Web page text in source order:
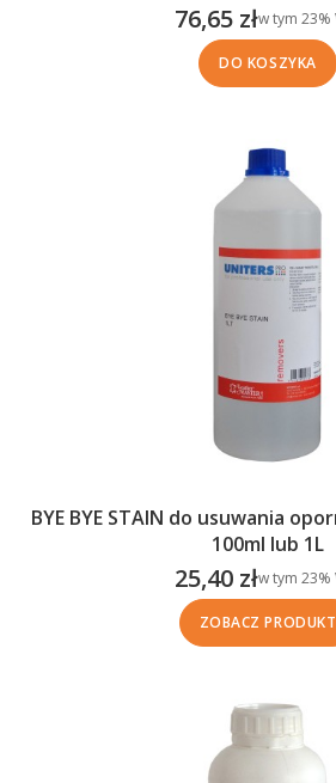
Cena brutto
76,65 złw tym %s
w tym 23%
DO KOSZYKA
BYE BYE STAIN do usuwania
100ml lub 1L
Cena brutto
25,40 złw tym %s
w tym 23%
ZOBACZ PRODUKT